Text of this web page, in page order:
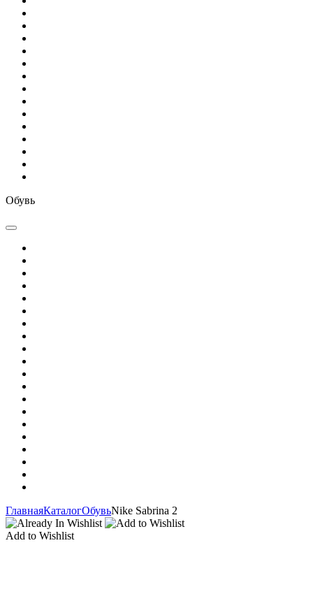
Обувь
ГлавнаяКаталогОбувьNike Sabrina 2
Add to Wishlist